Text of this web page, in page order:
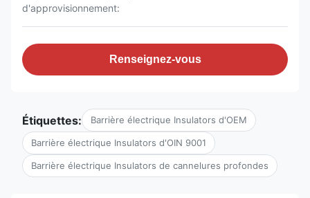
d'approvisionnement:
Renseignez-vous
Étiquettes: Barrière électrique Insulators d'OEM
Barrière électrique Insulators d'OIN 9001
Barrière électrique Insulators de cannelures profondes